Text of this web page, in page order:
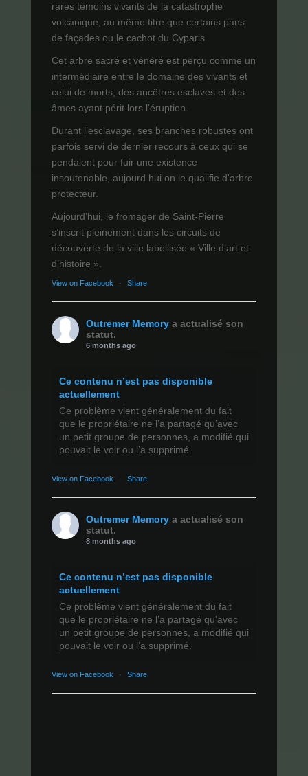
rares témoins vivants de la catastrophe
volcanique, au même titre que certains pans
de façades ou le cachot du Cyparis
Cet arbre sacré et vénéré est perçu comme un
intermédiaire entre le domaine des vivants et
celui de morts, des ancêtres esclaves et des
âmes ayant périt lors l'éruption.
Durant l’esclavage, ses branches robustes ont
parfois servi de dernier recours à ceux qui se
pendaient pour fuir une existence
insoutenable, aujourd hui on le qualifie d'arbre
protecteur.
Aujourd’hui, le fromager de Saint-Pierre
s’inscrit pleinement dans les circuits de
découverte de la ville labellisée « Ville d’art et
d’histoire ».
View on Facebook · Share
Outremer Memory a actualisé son
statut.
6 months ago
Ce contenu n’est pas disponible
actuellement
Ce problème vient généralement du fait
que le propriétaire ne l’a partagé qu’avec
un petit groupe de personnes, a modifié qui
pouvait le voir ou l’a supprimé.
View on Facebook · Share
Outremer Memory a actualisé son
statut.
8 months ago
Ce contenu n’est pas disponible
actuellement
Ce problème vient généralement du fait
que le propriétaire ne l’a partagé qu’avec
un petit groupe de personnes, a modifié qui
pouvait le voir ou l’a supprimé.
View on Facebook · Share